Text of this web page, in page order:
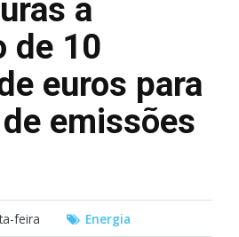
a
de 10
euros para
emissões
feira Energia